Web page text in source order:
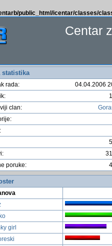
public_html/icentar/classes/
Centar
statistika
04.04.2006
rada:
clan:
poruke:
girl